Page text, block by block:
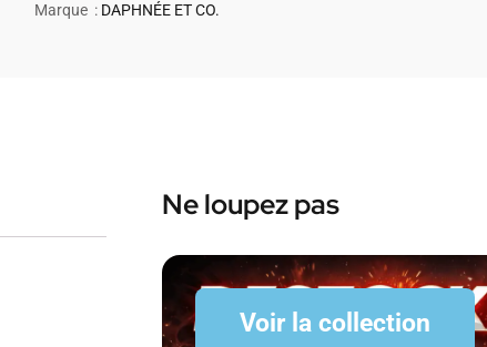
Marque : DAPHNÉE ET CO.
Ne loupez pas
Voir la collection